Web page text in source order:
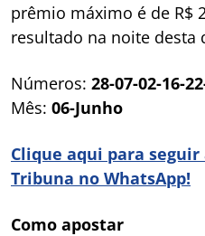
prêmio máximo é de R$
resultado na noite desta
Números: 28-07-02-16-
Mês: 06-Junho
Clique aqui para seguir
Tribuna no WhatsApp!
Como apostar